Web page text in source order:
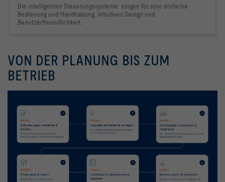
Die intelligenten Steuerungssysteme sorgen für eine einfache
Bedienung und Handhabung. Intuitives Design und
Benutzerfreundlichkeit.
VON DER PLANUNG BIS ZUM
BETRIEB